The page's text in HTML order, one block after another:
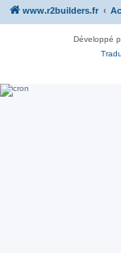
www.r2builders.fr
Développé